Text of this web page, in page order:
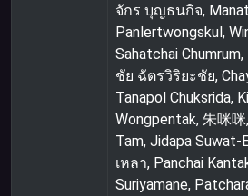
จักร บุญธนกิจ,
Panlertwongskul,
Sahatchai
ชัย ฉัตรวิริยะชัย,
Tanapol Chuksrida,
Wongpentak, 朱咪咪
Tam, Jidapa
เหลา, Panchai
Suriyamane,